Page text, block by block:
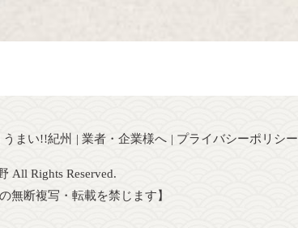
うまい!!紀州 業者・企業様へ プライバシーポリシー
Rights Reserved.
無断複写・転載を禁じます】